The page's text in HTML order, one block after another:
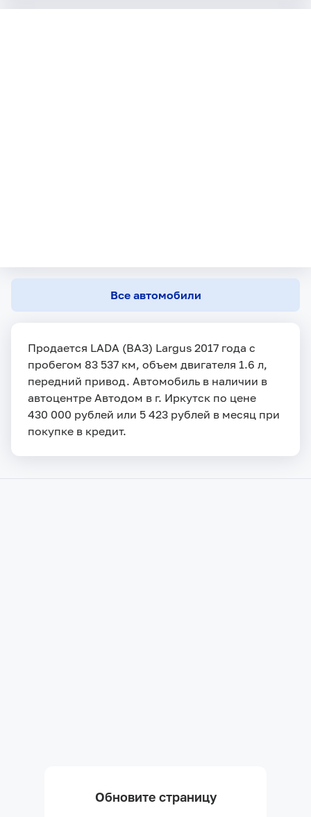
Все автомобили
Продается LADA (ВАЗ) Largus 2017 года с
пробегом 83 537 км, объем двигателя 1.6 л,
передний привод. Автомобиль в наличии в
автоцентре Автодом в г. Иркутск по цене
430 000 рублей или 5 423 рублей в месяц при
покупке в кредит.
Обновите страницу